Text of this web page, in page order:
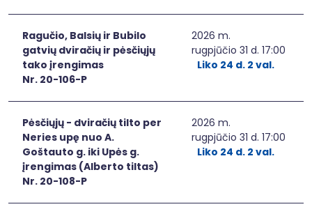
Ragučio, Balsių ir Bubilo
gatvių dviračių ir pėsčiųjų
tako įrengimas
Nr. 20-106-P
2026 m.
rugpjūčio 31 d. 17:00
Liko 24 d. 2 val.
Pėsčiųjų - dviračių tilto per
Neries upę nuo A.
Goštauto g. iki Upės g.
įrengimas (Alberto tiltas)
Nr. 20-108-P
2026 m.
rugpjūčio 31 d. 17:00
Liko 24 d. 2 val.